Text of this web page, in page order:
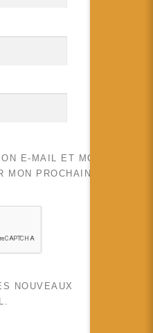
E-MAIL ET MON SITE
MON PROCHAIN
NOUVEAUX